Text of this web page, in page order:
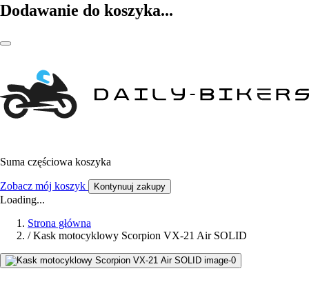
Dodawanie do koszyka...
Suma częściowa koszyka
Zobacz mój koszyk Kontynuuj zakupy
Loading...
Strona główna
/ Kask motocyklowy Scorpion VX-21 Air SOLID